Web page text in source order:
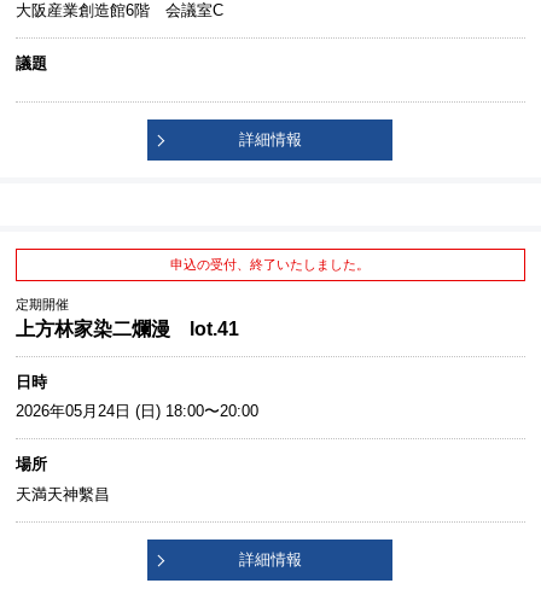
大阪産業創造館6階 会議室C
議題
詳細情報
申込の受付、終了いたしました。
定期開催
上方林家染二爛漫 lot.41
日時
2026年05月24日 (日) 18:00〜20:00
場所
天満天神繫昌
詳細情報